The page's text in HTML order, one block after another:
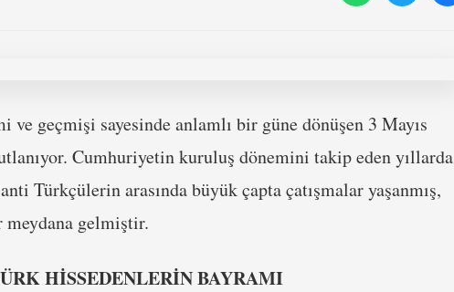
geçmişi sayesinde anlamlı bir güne dönüşen 3 Mayıs
Cumhuriyetin kuruluş dönemini takip eden yıllarda
Türkçülerin arasında büyük çapta çatışmalar yaşanmış,
gelmiştir.
HİSSEDENLERİN BAYRAMI